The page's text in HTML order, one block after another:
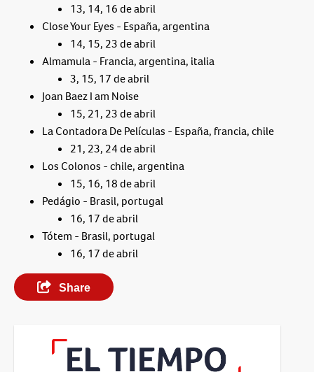
13, 14, 16 de abril
Close Your Eyes - España, argentina
14, 15, 23 de abril
Almamula - Francia, argentina, italia
3, 15, 17 de abril
Joan Baez I am Noise
15, 21, 23 de abril
La Contadora De Películas - España, francia, chile
21, 23, 24 de abril
Los Colonos - chile, argentina
15, 16, 18 de abril
Pedágio - Brasil, portugal
16, 17 de abril
Tótem - Brasil, portugal
16, 17 de abril
Share